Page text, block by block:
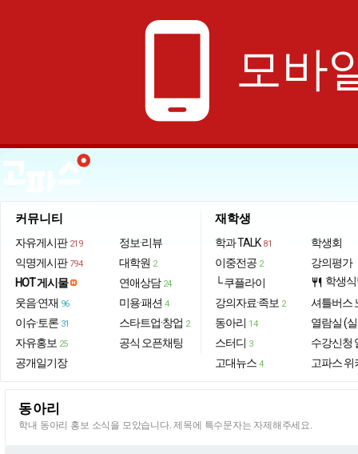
phone_android 모바
커뮤니티
자유게시판 219
익명게시판 794
HOT 게시물
웃음·연재 96
이슈·토론 31
자유홍보 25
공개일기장
정보·리뷰
대학원 2
연애상담 24
미용·패션 4
스타트업·창업 2
공식 오픈채팅
재학생
학과 TALK 81
이중전공 2
└ 쿠플라이
강의자료·족보 2
동아리 14
스터디 3
고대뉴스 4
학생회
강의평가
restaurant 학생
셔틀버스
열람실 (
수강신청
고파스 위
동아리
학내 동아리 홍보 소식을 모았습니다. 제목에 특수문자는 자제해주세요.